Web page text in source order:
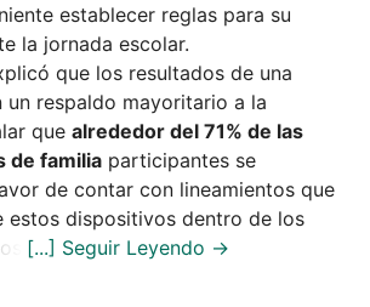
establecer reglas para su
la jornada escolar.
que los resultados de una
un respaldo mayoritario a la
que alrededor del 71% de las
de familia participantes se
de contar con lineamientos que
estos dispositivos dentro de los